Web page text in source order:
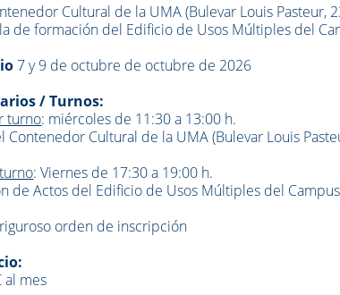
Cultural de la UMA (Bulevar Louis Pasteur,
de formación del Edificio de Usos Múltiples del
7 y 9 de octubre de octubre de 2026
/ Turnos:
turno: miércoles de 11:30 a 13:00 h.
Contenedor Cultural de la UMA (Bulevar Louis
: Viernes de 17:30 a 19:00 h.
de Actos del Edificio de Usos Múltiples del
orden de inscripción
al mes